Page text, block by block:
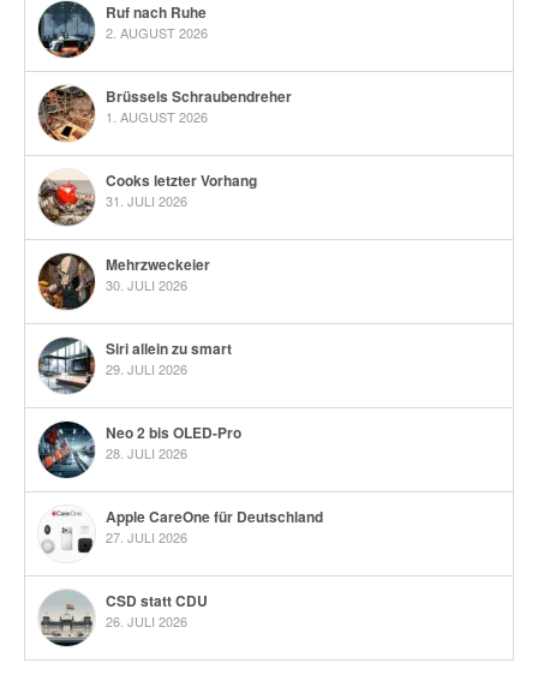
Ruf nach Ruhe
2. AUGUST 2026
Brüssels Schraubendreher
1. AUGUST 2026
Cooks letzter Vorhang
31. JULI 2026
Mehrzweckeier
30. JULI 2026
Siri allein zu smart
29. JULI 2026
Neo 2 bis OLED-Pro
28. JULI 2026
Apple CareOne für Deutschland
27. JULI 2026
CSD statt CDU
26. JULI 2026